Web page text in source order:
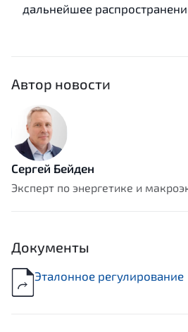
дальнейшее
Автор новости
Сергей Бейден
Эксперт по энергетике и
Документы
Эталонное регулирование